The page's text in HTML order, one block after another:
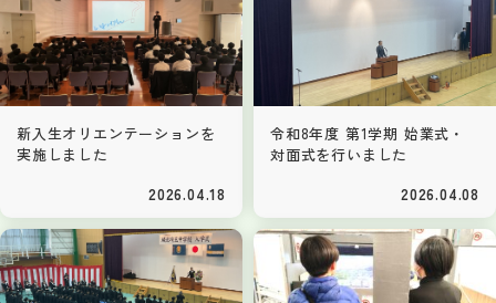
新入生オリエンテーションを
実施しました
2026.04.18
令和8年度 第1学期 始業式・
対面式を行いました
2026.04.08